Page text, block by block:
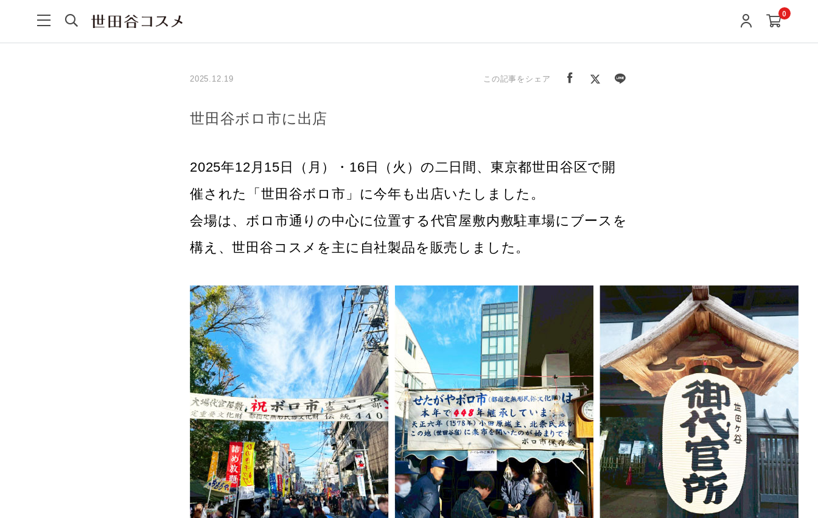
0
2025.12.19 この記事をシェア
世田谷ボロ市に出店
2025年12月15日（月）・16日（火）の二日間、東京都世田谷区で開
催された「世田谷ボロ市」に今年も出店いたしました。
会場は、ボロ市通りの中心に位置する代官屋敷内敷駐車場にブースを
構え、世田谷コスメを主に自社製品を販売しました。